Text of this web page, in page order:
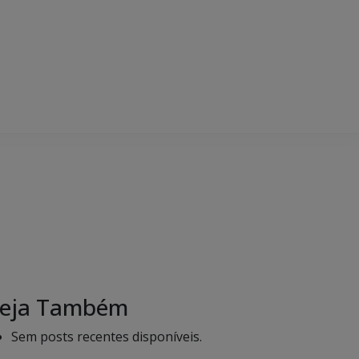
Também
Sem posts recentes disponíveis.